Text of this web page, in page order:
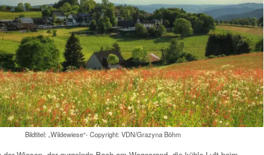
Bildtitel: „Wildewiese“- Copyright: VDN/Grazyna Böhm